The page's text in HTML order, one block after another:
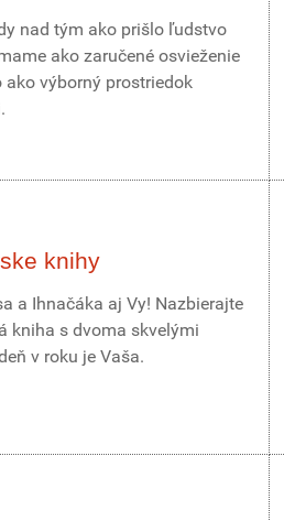
nad tým ako prišlo ľudstvo
ako zaručené osvieženie
výborný prostriedok
knihy
a Ihnačáka aj Vy! Nazbierajte
kniha s dvoma skvelými
v roku je Vaša.